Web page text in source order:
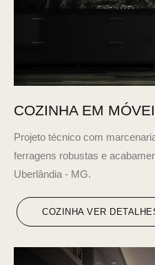
COZINHA EM
Projeto técnico com
ferragens robustas e
Uberlândia - MG.
COZINHA VER